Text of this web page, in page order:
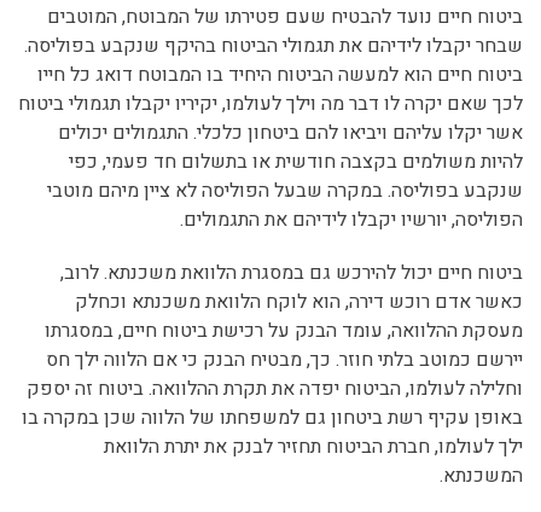
ביטוח חיים נועד להבטיח שעם פטירתו של המבוטח, המוטבים
שבחר יקבלו לידיהם את תגמולי הביטוח בהיקף שנקבע בפוליסה.
ביטוח חיים הוא למעשה הביטוח היחיד בו המבוטח דואג כל חייו
לכך שאם יקרה לו דבר מה וילך לעולמו, יקיריו יקבלו תגמולי ביטוח
אשר יקלו עליהם ויביאו להם ביטחון כלכלי. התגמולים יכולים
להיות משולמים בקצבה חודשית או בתשלום חד פעמי, כפי
שנקבע בפוליסה. במקרה שבעל הפוליסה לא ציין מיהם מוטבי
הפוליסה, יורשיו יקבלו לידיהם את התגמולים.
ביטוח חיים יכול להירכש גם במסגרת הלוואת משכנתא. לרוב,
כאשר אדם רוכש דירה, הוא לוקח הלוואת משכנתא וכחלק
מעסקת ההלוואה, עומד הבנק על רכישת ביטוח חיים, במסגרתו
יירשם כמוטב בלתי חוזר. כך, מבטיח הבנק כי אם הלווה ילך חס
וחלילה לעולמו, הביטוח יפדה את תקרת ההלוואה. ביטוח זה יספק
באופן עקיף רשת ביטחון גם למשפחתו של הלווה שכן במקרה בו
ילך לעולמו, חברת הביטוח תחזיר לבנק את יתרת הלוואת
המשכנתא.